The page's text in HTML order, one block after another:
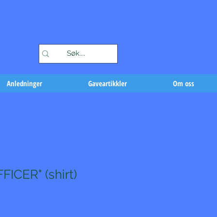
Anledninger Gaveartikkler Om oss
(shirt)